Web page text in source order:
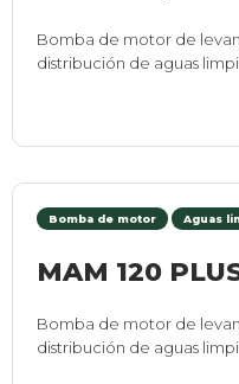
Bomba de motor de
distribución de aguas
Bomba de motor Aguas
MAM 120
Bomba de motor de
distribución de aguas